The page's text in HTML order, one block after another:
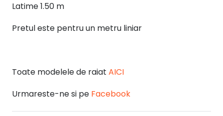
Latime 1.50 m
Pretul este pentru un metru liniar
Toate modelele de raiat AICI
Urmareste-ne si pe Facebook